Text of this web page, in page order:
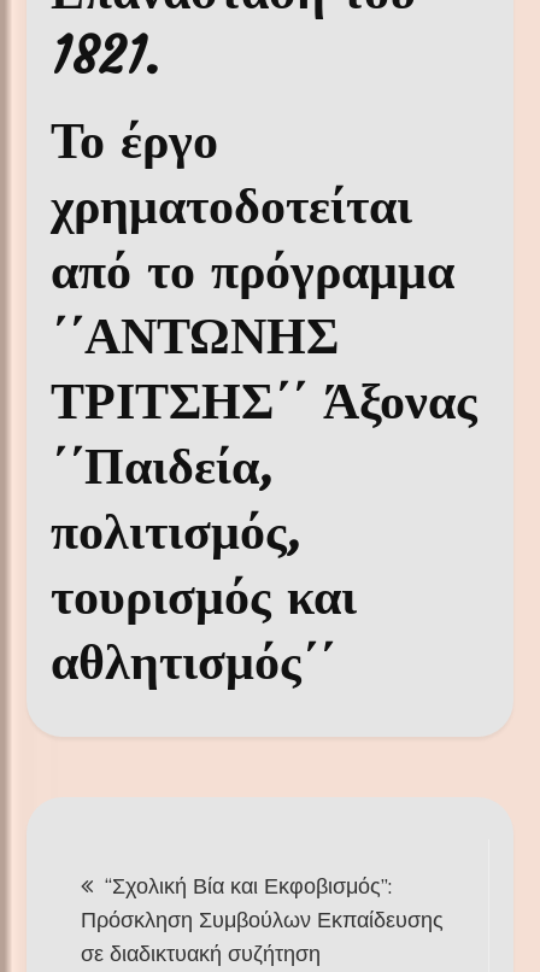
1821.
Το έργο
χρηματοδοτείται
από το πρόγραμμα
΄΄ΑΝΤΩΝΗΣ
ΤΡΙΤΣΗΣ΄΄ Άξονας
΄΄Παιδεία,
πολιτισμός,
τουρισμός και
αθλητισμός΄΄
άρθρων
“Σχολική Βία και Εκφοβισμός”:
Πρόσκληση Συμβούλων Εκπαίδευσης
σε διαδικτυακή συζήτηση